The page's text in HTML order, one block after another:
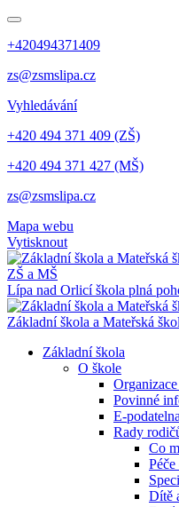
+420494371409
zs@zsmslipa.cz
Vyhledávání
+420 494 371 409 (ZŠ)
+420 494 371 427 (MŠ)
zs@zsmslipa.cz
Mapa webu
Vytisknout
ZŠ a MŠ
Lípa nad Orlicíškola plná
Základní škola a Mateřská
Základní škola
O škole
Povinné
E-podatelna
Rady
Co
Dítě